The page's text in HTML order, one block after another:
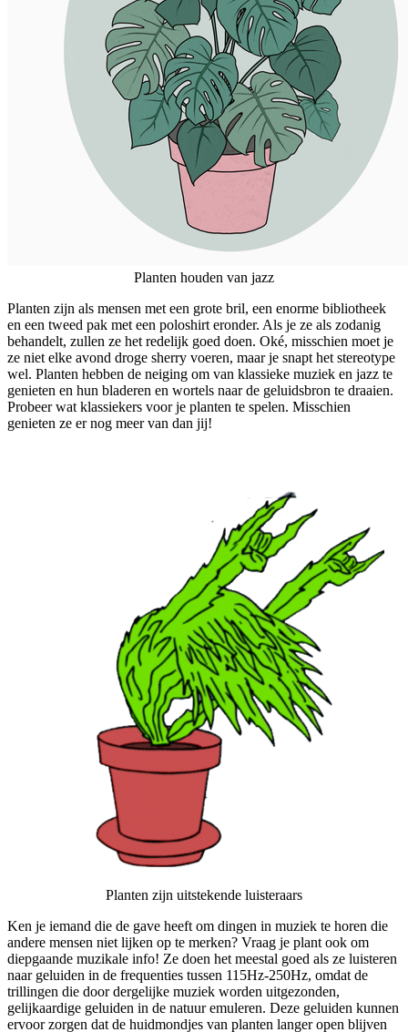
Planten houden van jazz
Planten zijn als mensen met een grote bril, een enorme bibliotheek
en een tweed pak met een poloshirt eronder. Als je ze als zodanig
behandelt, zullen ze het redelijk goed doen. Oké, misschien moet je
ze niet elke avond droge sherry voeren, maar je snapt het stereotype
wel. Planten hebben de neiging om van klassieke muziek en jazz te
genieten en hun bladeren en wortels naar de geluidsbron te draaien.
Probeer wat klassiekers voor je planten te spelen. Misschien
genieten ze er nog meer van dan jij!
Planten zijn uitstekende luisteraars
Ken je iemand die de gave heeft om dingen in muziek te horen die
andere mensen niet lijken op te merken? Vraag je plant ook om
diepgaande muzikale info! Ze doen het meestal goed als ze luisteren
naar geluiden in de frequenties tussen 115Hz-250Hz, omdat de
trillingen die door dergelijke muziek worden uitgezonden,
gelijkaardige geluiden in de natuur emuleren. Deze geluiden kunnen
ervoor zorgen dat de huidmondjes van planten langer open blijven